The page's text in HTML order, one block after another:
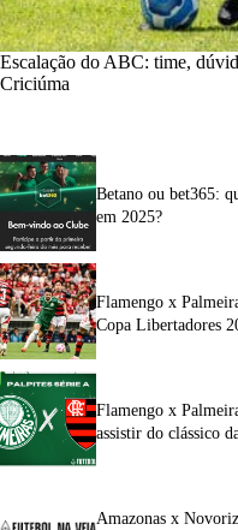
Escalação do ABC: time,
Criciúma
Betano ou bet365:
em 2025?
Flamengo x
Copa Libertadores
Flamengo x
assistir do clássico
Amazonas x